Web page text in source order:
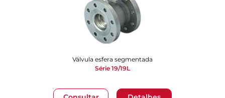
Válvula esfera segmentada
Série 19/19L